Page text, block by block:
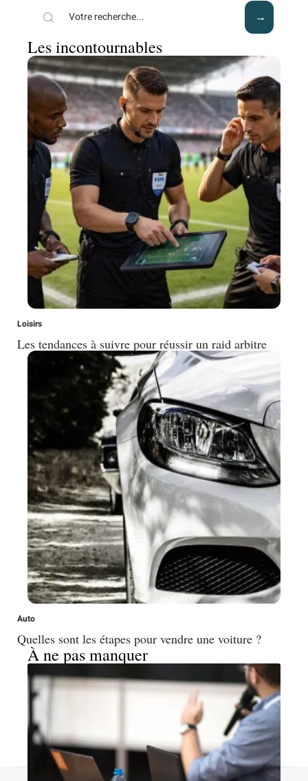
Les incontournables
Loisirs
Les tendances à suivre pour réussir un raid arbitre
Auto
Quelles sont les étapes pour vendre une voiture ?
À ne pas manquer